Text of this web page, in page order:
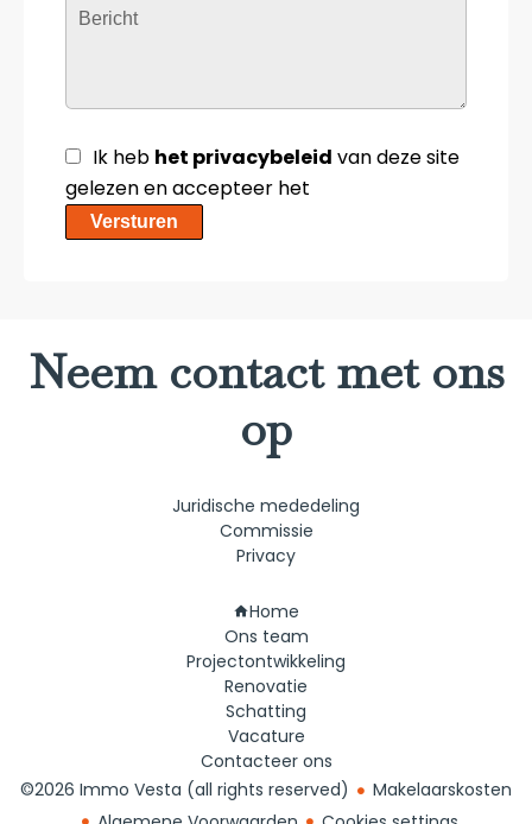
Ik heb het privacybeleid van deze site
gelezen en accepteer het
Versturen
Neem contact met ons
op
Juridische mededeling
Commissie
Privacy
Home
Ons team
Projectontwikkeling
Renovatie
Schatting
Vacature
Contacteer ons
©2026 Immo Vesta (all rights reserved)
Makelaarskosten